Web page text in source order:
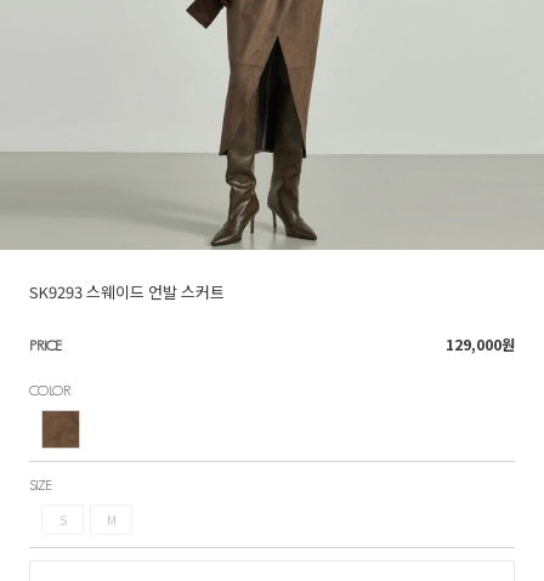
SK9293 스웨이드 언발 스커트
PRICE 129,000원
COLOR
SIZE
S M